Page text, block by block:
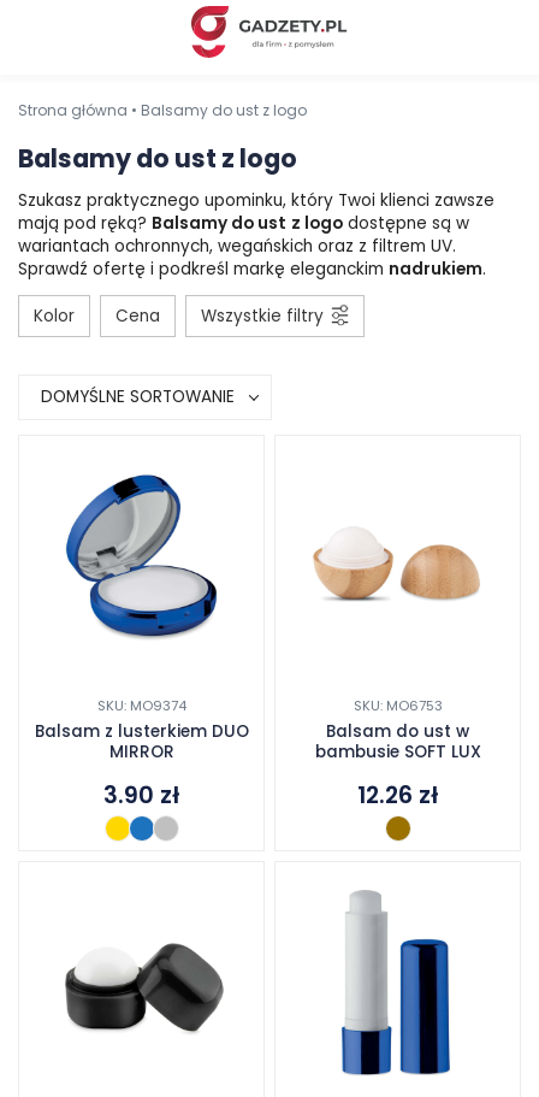
Strona główna • Balsamy do ust z logo
Balsamy do ust z logo
Szukasz praktycznego upominku, który Twoi klienci zawsze
mają pod ręką? Balsamy do ust z logo dostępne są w
wariantach ochronnych, wegańskich oraz z filtrem UV.
Sprawdź ofertę i podkreśl markę eleganckim nadrukiem.
Kolor Cena Wszystkie filtry
DOMYŚLNE SORTOWANIE
SKU: MO9374
Balsam z lusterkiem DUO
MIRROR
3.90 zł
SKU: MO6753
Balsam do ust w
bambusie SOFT LUX
12.26 zł